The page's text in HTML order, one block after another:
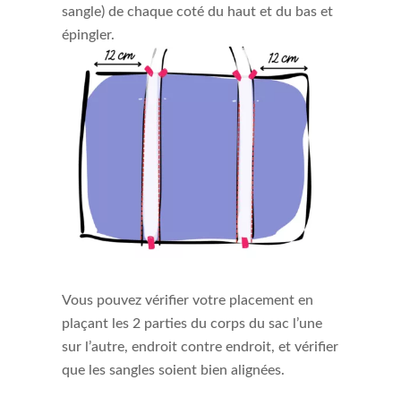
sangle) de chaque coté du haut et du bas et
épingler.
Vous pouvez vérifier votre placement en
plaçant les 2 parties du corps du sac l’une
sur l’autre, endroit contre endroit, et vérifier
que les sangles soient bien alignées.